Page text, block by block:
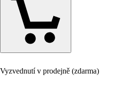
Vyzvednutí v prodejně (zdarma)